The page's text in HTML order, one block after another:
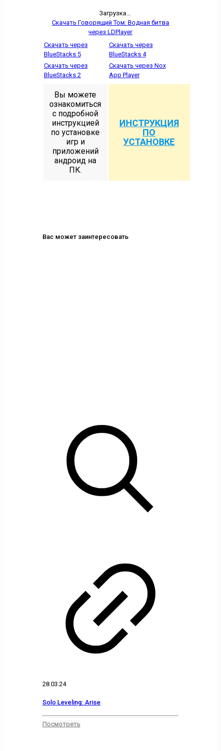
Загрузка...
Скачать Говорящий Том: Водная битва
через LDPlayer
Скачать через
BlueStacks 5
Скачать через
BlueStacks 4
Скачать через
BlueStacks 2
Скачать через Nox
App Player
Вы можете
ознакомиться
с подробной
инструкцией
по установке
игр и
приложений
андроид на
ПК.
ИНСТРУКЦИЯ
ПО
УСТАНОВКЕ
Вас может заинтересовать
28.03.24
Solo Leveling: Arise
Посмотреть